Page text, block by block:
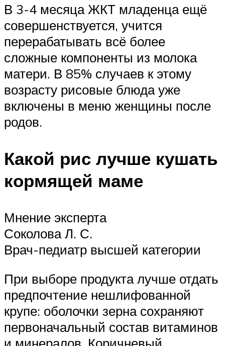
В 3-4 месяца ЖКТ младенца ещё
совершенствуется, учится
перерабатывать всё более
сложные компоненты из молока
матери. В 85% случаев к этому
возрасту рисовые блюда уже
включены в меню женщины после
родов.
Какой рис лучше кушать
кормящей маме
Мнение эксперта
Соколова Л. С.
Врач-педиатр высшей категории
При выборе продукта лучше отдать
предпочтение нешлифованной
крупе: оболочки зерна сохраняют
первоначальный состав витаминов